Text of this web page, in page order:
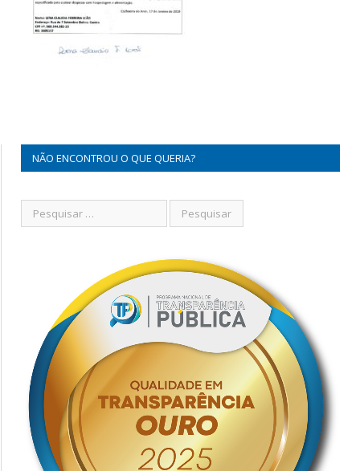
NÃO ENCONTROU O QUE QUERIA?